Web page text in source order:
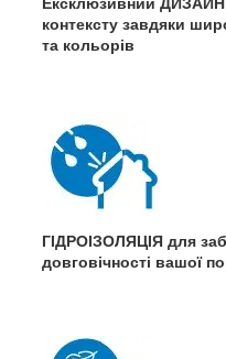
контексту завдяки
та кольорів
ГІДРОІЗОЛЯЦІЯ для
довговічності вашої